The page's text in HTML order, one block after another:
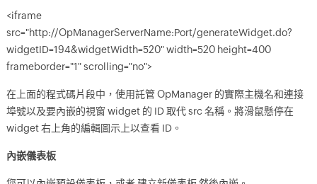
<iframe
src="http://OpManagerServerName:Port/generateWidget.do?
widgetID=194&widgetWidth=520" width=520 height=400
frameborder="1" scrolling="no">
在上面的程式碼片段中，使用託管 OpManager 的實際主機名和連接
埠號以及要內嵌的視窗 widget 的 ID 取代 src 名稱。將滑鼠懸停在
widget 右上角的編輯圖示上以查看 ID。
內嵌儀表板